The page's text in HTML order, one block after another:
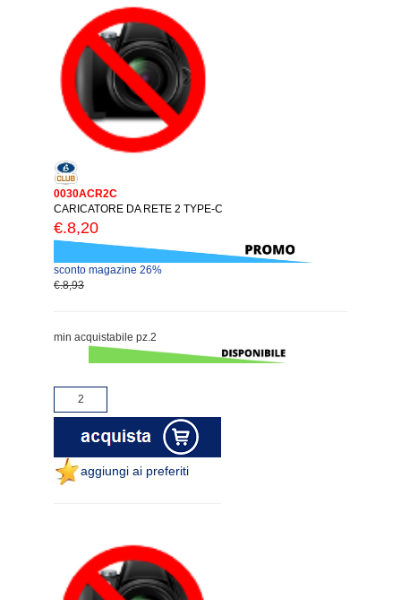
0030ACR2C
CARICATORE DA RETE 2 TYPE-C
€.8,20
sconto magazine 26%
€.8,93
min acquistabile pz.2
aggiungi ai preferiti